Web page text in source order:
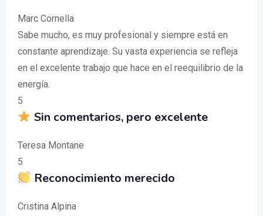
Marc Cornella
Sabe mucho, es muy profesional y siempre está en
constante aprendizaje. Su vasta experiencia se refleja
en el excelente trabajo que hace en el reequilibrio de la
energía.
5
Sin comentarios, pero excelente
Teresa Montane
5
Reconocimiento merecido
Cristina Alpina